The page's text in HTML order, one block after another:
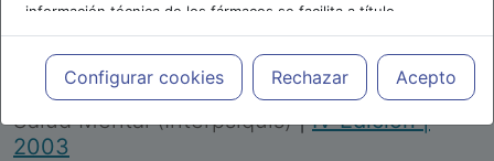
información técnica de los fármacos se facilita a título
meramente informativo, siendo responsabilidad de los
profesionales facultados prescribir medicamentos y decidir, en
cada caso concreto, el tratamiento más adecuado a las
necesidades del paciente.
Configurar cookies Rechazar Acepto
Repositorio de Artículos |Congreso Virtual
Internacional de Psiquiatría, Psicología y
Salud Mental (Interpsiquis)|IV Edición |
2003